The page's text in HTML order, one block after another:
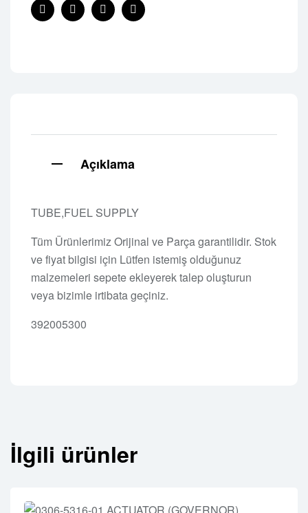
FacebookTwitterLinkedinPinterest
Açıklama
TUBE,FUEL SUPPLY
Tüm Ürünlerimiz Orijinal ve Parça garantilidir. Stok
ve fiyat bilgisi için Lütfen istemiş olduğunuz
malzemeleri sepete ekleyerek talep oluşturun
veya bizimle irtibata geçiniz.
392005300
İlgili ürünler